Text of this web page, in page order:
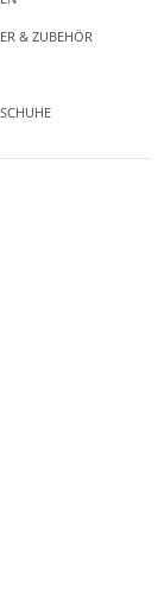
& ZUBEHÖR